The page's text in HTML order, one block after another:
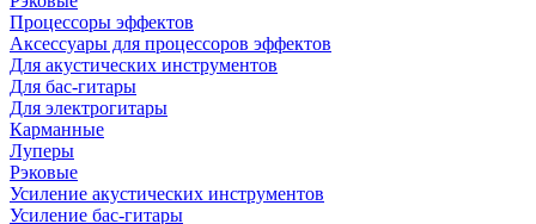
Процессоры эффектов
Аксессуары для процессоров эффектов
Для акустических инструментов
Для бас-гитары
Для электрогитары
Карманные
Луперы
Рэковые
Усиление акустических инструментов
Усиление бас-гитары